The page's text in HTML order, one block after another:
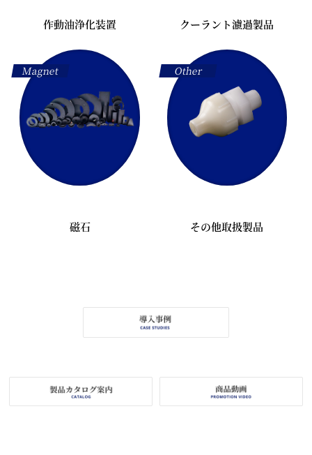
作動油浄化装置 クーラント濾過製品
Magnet
磁石
Other
その他取扱製品